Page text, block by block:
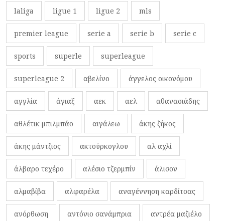
laliga ligue 1 ligue 2 mls
premier league serie a serie b serie c
sports superle superleague
superleague 2 αβελίνο άγγελος οικονόμου
αγγλία άγιαξ αεκ αελ αθανασιάδης
αθλέτικ μπιλμπάο αιγάλεω άκης ζήκος
άκης μάντζιος ακτούρκογλου αλ αχλί
άλβαρο τεχέρο αλέσιο τζερμπίν άλισον
αλμαβίβα αλφαρέλα αναγέννηση καρδίτσας
ανόρθωση αντόνιο σανάμπρια αντρέα μαζιέλο